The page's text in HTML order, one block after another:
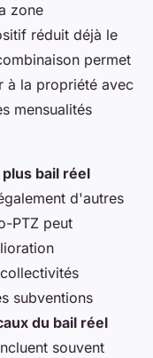
zone
réduit déjà le
permet
à la propriété avec
mensualités
bail réel
d'autres
PTZ peut
subventions
du bail réel
souvent